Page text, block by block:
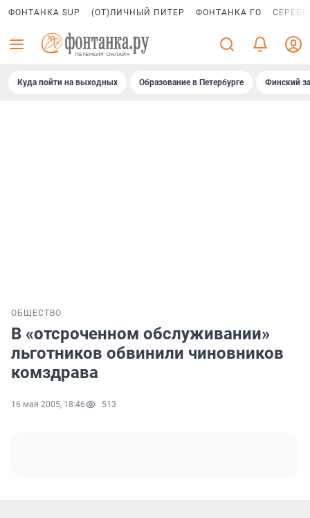
ФОНТАНКА SUP (ОТ)ЛИЧНЫЙ ПИТЕР ФОНТАНКА ГО
Куда пойти на выходных Образование в Петербурге Финский
ОБЩЕСТВО
В «отсроченном обслуживании»
льготников обвинили чиновников
комздрава
16 мая 2005, 18:46 513